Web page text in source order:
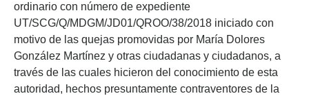
ordinario con número de expediente
UT/SCG/Q/MDGM/JD01/QROO/38/2018 iniciado con
motivo de las quejas promovidas por María Dolores
González Martínez y otras ciudadanas y ciudadanos, a
través de las cuales hicieron del conocimiento de esta
autoridad, hechos presuntamente contraventores de la